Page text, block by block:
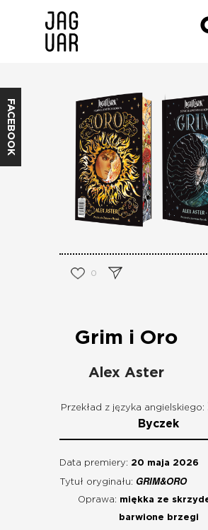
FACEBOOK
0
Grim i Oro
Alex Aster
Przekład z języka angielskiego:
Byczek
Data premiery: 20 maja 2026
Tytuł oryginału: GRIM&ORO
Oprawa: miękka ze
barwione brzegi